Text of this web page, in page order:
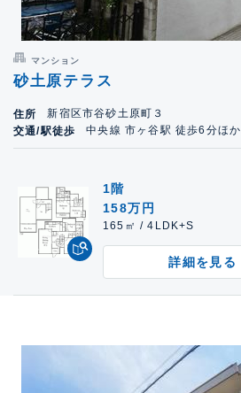
マンション
砂土原テラス
住所
新宿区市谷砂土原町３
交通/駅徒歩
中央線 市ヶ谷駅 徒歩6分ほか
1階
158万円
165㎡ / 4LDK+S
詳細を見る